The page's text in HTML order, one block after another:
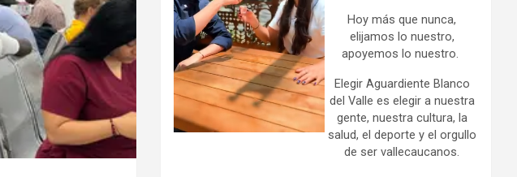
Hoy más que nunca,
elijamos lo nuestro,
apoyemos lo nuestro.
Elegir Aguardiente Blanco
del Valle es elegir a nuestra
gente, nuestra cultura, la
salud, el deporte y el orgullo
de ser vallecaucanos.